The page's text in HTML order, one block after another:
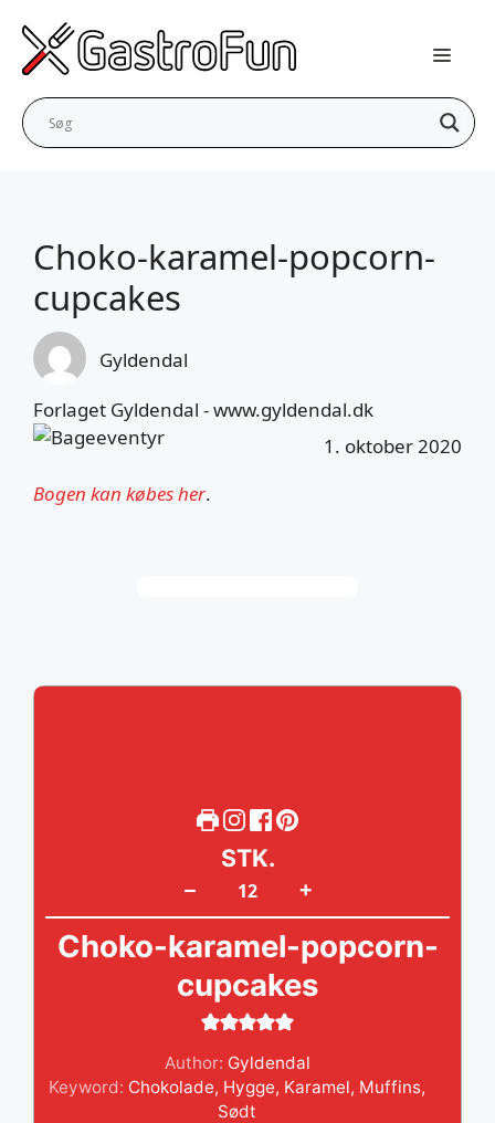
indhold
Choko-karamel-popcorn-
cupcakes
Gyldendal
Forlaget Gyldendal - www.gyldendal.dk
1. oktober 2020
Bogen kan købes her.
– +
STK.
Choko-karamel-popcorn-
cupcakes
Author: Gyldendal
Keyword: Chokolade, Hygge, Karamel, Muffins,
Sødt